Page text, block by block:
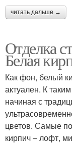
читать дальше →
Отделка
Белая
Как фон, белый
актуален. К
начиная с
цветов. Самые
кирпич – лофт,